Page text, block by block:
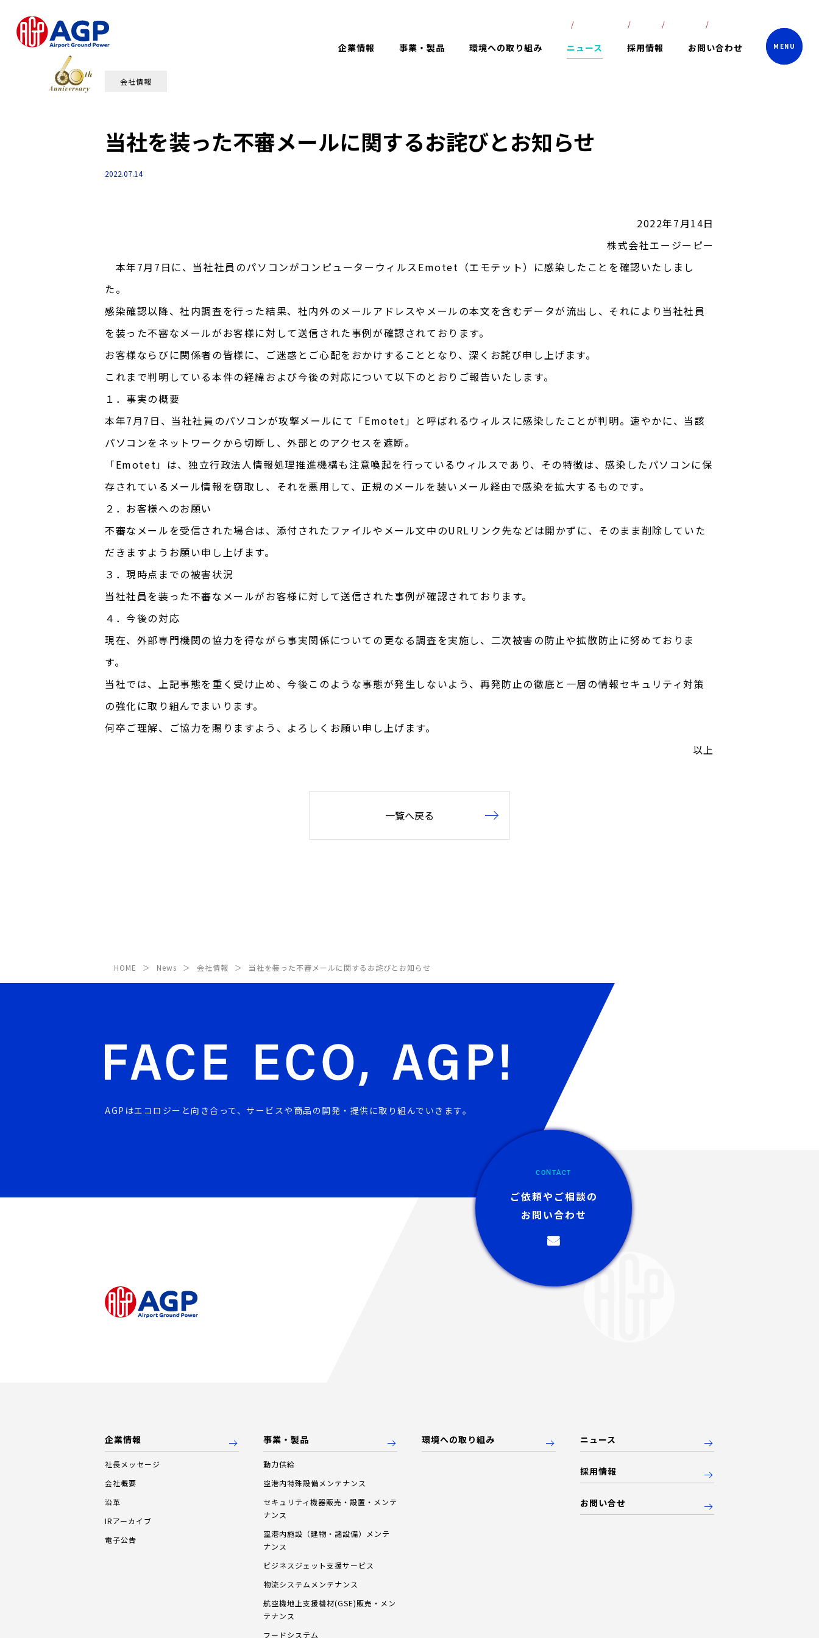
企業情報
事業・製品 環境への取り組み ニュース 採用情報 お問い合わせ
会社情報
当社を装った不審メールに関するお詫びとお知らせ
2022.07.14
2022年7月14日
株式会社エージーピー
本年7月7日に、当社社員のパソコンがコンピューターウィルスEmotet（エモテット）に感染したことを確認いたしまし
た。
感染確認以降、社内調査を行った結果、社内外のメールアドレスやメールの本文を含むデータが流出し、それにより当社社員
を装った不審なメールがお客様に対して送信された事例が確認されております。
お客様ならびに関係者の皆様に、ご迷惑とご心配をおかけすることとなり、深くお詫び申し上げます。
これまで判明している本件の経緯および今後の対応について以下のとおりご報告いたします。
１．事実の概要
本年7月7日、当社社員のパソコンが攻撃メールにて「Emotet」と呼ばれるウィルスに感染したことが判明。速やかに、当該
パソコンをネットワークから切断し、外部とのアクセスを遮断。
「Emotet」は、独立行政法人情報処理推進機構も注意喚起を行っているウィルスであり、その特徴は、感染したパソコンに保
存されているメール情報を窃取し、それを悪用して、正規のメールを装いメール経由で感染を拡大するものです。
２．お客様へのお願い
不審なメールを受信された場合は、添付されたファイルやメール文中のURLリンク先などは開かずに、そのまま削除していた
だきますようお願い申し上げます。
３．現時点までの被害状況
当社社員を装った不審なメールがお客様に対して送信された事例が確認されております。
４．今後の対応
現在、外部専門機関の協力を得ながら事実関係についての更なる調査を実施し、二次被害の防止や拡散防止に努めておりま
す。
当社では、上記事態を重く受け止め、今後このような事態が発生しないよう、再発防止の徹底と一層の情報セキュリティ対策
の強化に取り組んでまいります。
何卒ご理解、ご協力を賜りますよう、よろしくお願い申し上げます。
以上
一覧へ戻る
HOME News 会社情報 当社を装った不審メールに関するお詫びとお知らせ
AGPはエコロジーと向き合って、 サービスや商品の開発・提供に取り組んでいきます。
CONTACT
ご依頼やご相談の
お問い合わせ
企業情報
社長メッセージ
会社概要
沿革
IRアーカイブ
電子公告
事業・製品
動力供給
空港内特殊設備メンテナンス
セキュリティ機器販売・設置・メンテ
ナンス
空港内施設（建物・諸設備）メンテ
ナンス
ビジネスジェット支援サービス
物流システムメンテナンス
航空機地上支援機材(GSE)販売・メン
テナンス
フードシステム
環境への取り組み ニュース
採用情報
お問い合せ